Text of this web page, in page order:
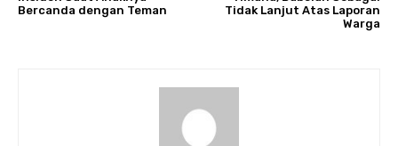
Bercanda dengan Teman
Tidak Lanjut Atas Laporan
Warga